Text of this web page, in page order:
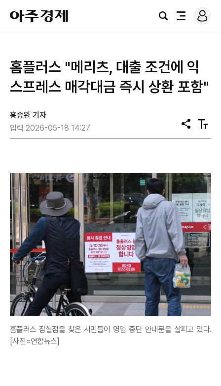
아
주
경
검
전
로
그
홈플러스 "메리츠, 대출 조건에 익
스프레스 매각대금 즉시 상환 포함"
홍승완 기자
입력 2026-05-18 14:27
공
유
텍
스
홈플러스 잠실점을 찾은 시민들이 영업 중단 안내문을 살피고 있다.
[사진=연합뉴스]